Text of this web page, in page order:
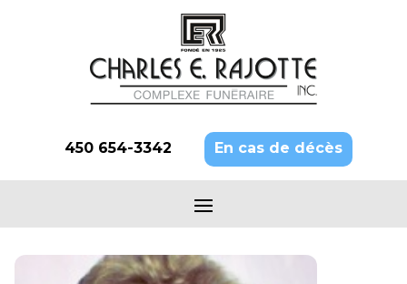
450 654-3342 En cas de décès